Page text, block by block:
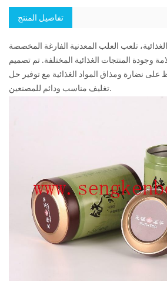
تفاصيل المنتج
تلعب العلب المعدنية الفارغة المخصصة
وجودة المنتجات الغذائية المختلفة. تم تصميم
نضارة ومذاق المواد الغذائية مع توفير حل
تغليف مناسب ودائم للمصنعين.